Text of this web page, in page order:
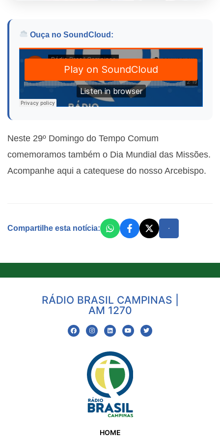
Ouça no SoundCloud:
Neste 29º Domingo do Tempo Comum
comemoramos também o Dia Mundial das Missões.
Acompanhe aqui a catequese do nosso Arcebispo.
Compartilhe esta notícia:
RÁDIO BRASIL CAMPINAS |
AM 1270
HOME